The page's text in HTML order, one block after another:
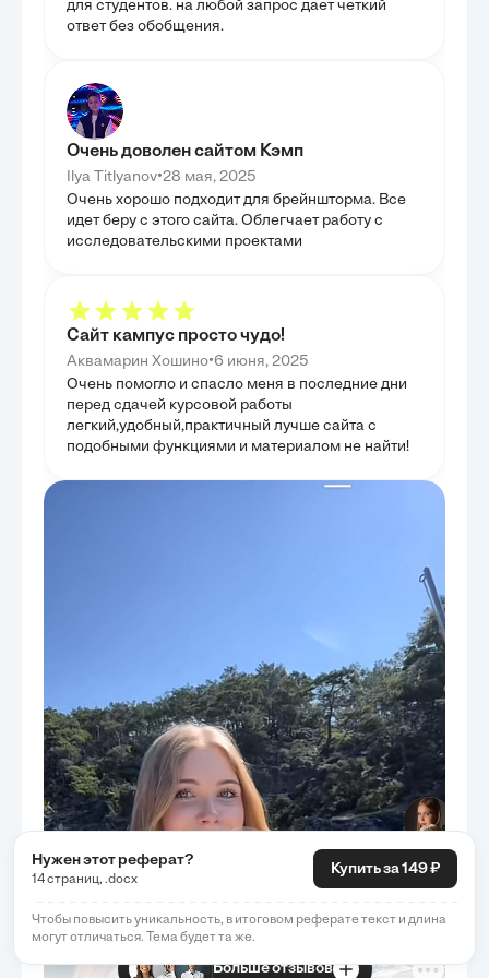
обогащения образовательного процесса. Целью
главы было обеспечить практическую
для студентов. на любой запрос дает четкий
ответ без обобщения.
Очень доволен сайтом Кэмп
Ilya Titlyanov•28 мая, 2025
Очень хорошо подходит для брейншторма. Все
идет беру с этого сайта. Облегчает работу с
исследовательскими проектами
Сайт кампус просто чудо!
Аквамарин Хошино•6 июня, 2025
Очень помогло и спасло меня в последние дни
перед сдачей курсовой работы
легкий,удобный,практичный лучше сайта с
подобными функциями и материалом не найти!
Больше отзывов
Нужен этот реферат?
14 страниц, .docx
Купить за 149 ₽
Чтобы повысить уникальность, в итоговом реферате текст и длина
могут отличаться. Тема будет та же.